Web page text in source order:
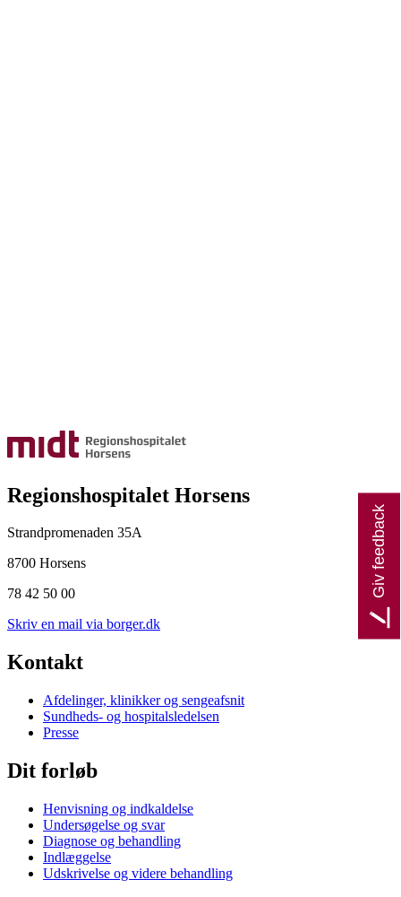
Regionshospitalet Horsens
Strandpromenaden 35A
8700 Horsens
78 42 50 00
Skriv en mail via borger.dk
Kontakt
Afdelinger, klinikker og sengeafsnit
Sundheds- og hospitalsledelsen
Presse
Dit forløb
Henvisning og indkaldelse
Undersøgelse og svar
Diagnose og behandling
Indlæggelse
Udskrivelse og videre behandling
Giv feedback